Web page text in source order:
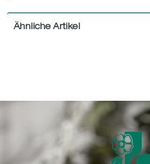
Ähnliche Artikel